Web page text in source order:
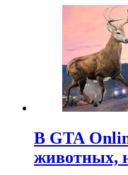
В GTA
животных,